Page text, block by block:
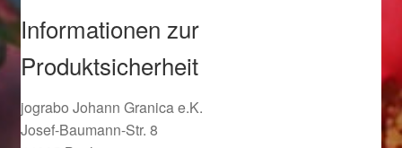
Ostergeschenke finden für Ostern 2020
Ostergeschenke finden für Ostern 2021
Ostergeschenke finden für Ostern 2022
Informationen zur
Produktsicherheit
jograbo Johann Granica e.K.
Josef-Baumann-Str. 8